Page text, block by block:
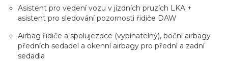
Asistent pro vedení vozu v jízdních pruzích LKA +
asistent pro sledování pozornosti řidiče DAW
Airbag řidiče a spolujezdce (vypínatelný), boční airbagy
předních sedadel a okenní airbagy pro přední a zadní
sedadla